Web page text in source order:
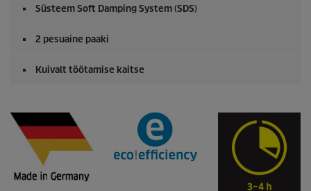
Süsteem Soft Damping System (SDS)
2 pesuaine paaki
Kuivalt töötamise kaitse